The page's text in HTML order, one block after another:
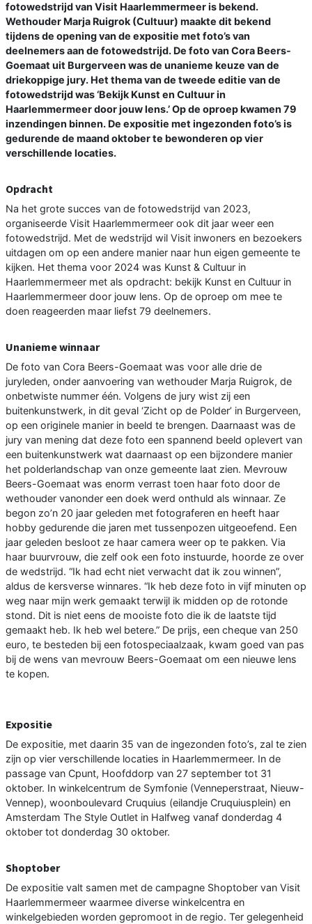
fotowedstrijd van Visit Haarlemmermeer is bekend.
Wethouder Marja Ruigrok (Cultuur) maakte dit bekend
tijdens de opening van de expositie met foto’s van
deelnemers aan de fotowedstrijd. De foto van Cora Beers-
Goemaat uit Burgerveen was de unanieme keuze van de
driekoppige jury. Het thema van de tweede editie van de
fotowedstrijd was ‘Bekijk Kunst en Cultuur in
Haarlemmermeer door jouw lens.’ Op de oproep kwamen 79
inzendingen binnen. De expositie met ingezonden foto’s is
gedurende de maand oktober te bewonderen op vier
verschillende locaties.
Opdracht
Na het grote succes van de fotowedstrijd van 2023,
organiseerde Visit Haarlemmermeer ook dit jaar weer een
fotowedstrijd. Met de wedstrijd wil Visit inwoners en bezoekers
uitdagen om op een andere manier naar hun eigen gemeente te
kijken. Het thema voor 2024 was Kunst & Cultuur in
Haarlemmermeer met als opdracht: bekijk Kunst en Cultuur in
Haarlemmermeer door jouw lens. Op de oproep om mee te
doen reageerden maar liefst 79 deelnemers.
Unanieme winnaar
De foto van Cora Beers-Goemaat was voor alle drie de
juryleden, onder aanvoering van wethouder Marja Ruigrok, de
onbetwiste nummer één. Volgens de jury wist zij een
buitenkunstwerk, in dit geval ‘Zicht op de Polder’ in Burgerveen,
op een originele manier in beeld te brengen. Daarnaast was de
jury van mening dat deze foto een spannend beeld oplevert van
een buitenkunstwerk wat daarnaast op een bijzondere manier
het polderlandschap van onze gemeente laat zien. Mevrouw
Beers-Goemaat was enorm verrast toen haar foto door de
wethouder vanonder een doek werd onthuld als winnaar. Ze
begon zo’n 20 jaar geleden met fotograferen en heeft haar
hobby gedurende die jaren met tussenpozen uitgeoefend. Een
jaar geleden besloot ze haar camera weer op te pakken. Via
haar buurvrouw, die zelf ook een foto instuurde, hoorde ze over
de wedstrijd. “Ik had echt niet verwacht dat ik zou winnen”,
aldus de kersverse winnares. “Ik heb deze foto in vijf minuten op
weg naar mijn werk gemaakt terwijl ik midden op de rotonde
stond. Dit is niet eens de mooiste foto die ik de laatste tijd
gemaakt heb. Ik heb wel betere.” De prijs, een cheque van 250
euro, te besteden bij een fotospeciaalzaak, kwam goed van pas
bij de wens van mevrouw Beers-Goemaat om een nieuwe lens
te kopen.
Expositie
De expositie, met daarin 35 van de ingezonden foto’s, zal te zien
zijn op vier verschillende locaties in Haarlemmermeer. In de
passage van Cpunt, Hoofddorp van 27 september tot 31
oktober. In winkelcentrum de Symfonie (Venneperstraat, Nieuw-
Vennep), woonboulevard Cruquius (eilandje Cruquiusplein) en
Amsterdam The Style Outlet in Halfweg vanaf donderdag 4
oktober tot donderdag 30 oktober.
Shoptober
De expositie valt samen met de campagne Shoptober van Visit
Haarlemmermeer waarmee diverse winkelcentra en
winkelgebieden worden gepromoot in de regio. Ter gelegenheid